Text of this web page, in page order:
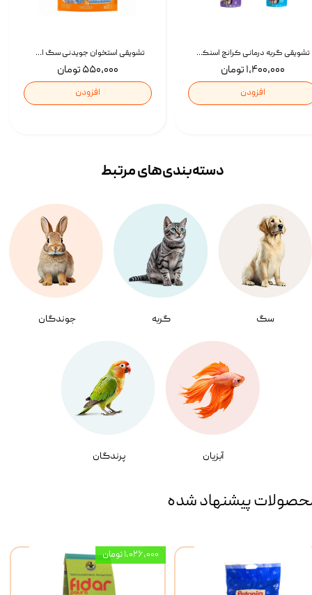
تشویقی استخوان جویدنی سگ اسنکی کرانچی با طعم مرغ Snacky Crunchy Munchy وزن 100 گرم
۵۵۰,۰۰۰ تومان
افزودن
تشویقی گربه درمانی کرانچ اسنکی با طعم میکس Snacky Crunch Cat Treats وزن 60 گرم بسته 4 عددی
۱,۴۰۰,۰۰۰ تومان
افزودن
سگ گربه جوندگان
آبزیان پرندگان
دسته‌بندی‌‌های مرتبط
پیشنهاد شده
۱,۰۲۶,۰۰۰ تومان